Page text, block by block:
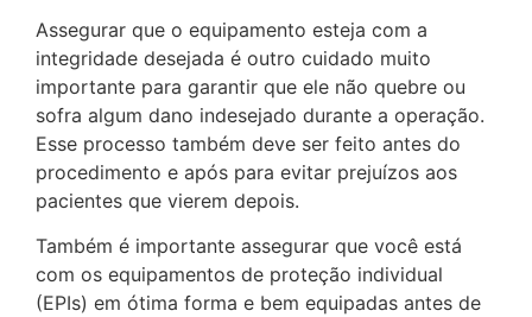
Assegurar que o equipamento esteja com a
integridade desejada é outro cuidado muito
importante para garantir que ele não quebre ou
sofra algum dano indesejado durante a operação.
Esse processo também deve ser feito antes do
procedimento e após para evitar prejuízos aos
pacientes que vierem depois.
Também é importante assegurar que você está
com os equipamentos de proteção individual
(EPIs) em ótima forma e bem equipadas antes de